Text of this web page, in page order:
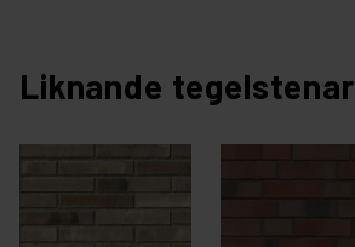
Liknande tegelstenar